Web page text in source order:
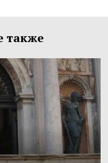
также